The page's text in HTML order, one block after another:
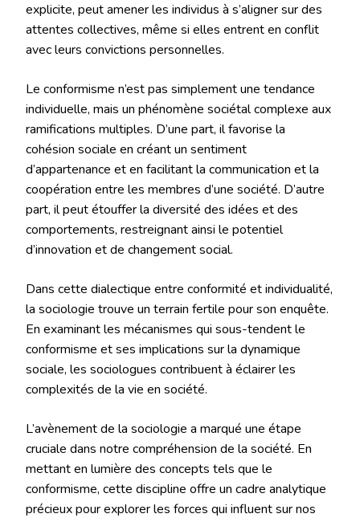
explicite, peut amener les individus à s’aligner sur des
attentes collectives, même si elles entrent en conflit
avec leurs convictions personnelles.
Le conformisme n’est pas simplement une tendance
individuelle, mais un phénomène sociétal complexe aux
ramifications multiples. D’une part, il favorise la
cohésion sociale en créant un sentiment
d’appartenance et en facilitant la communication et la
coopération entre les membres d’une société. D’autre
part, il peut étouffer la diversité des idées et des
comportements, restreignant ainsi le potentiel
d’innovation et de changement social.
Dans cette dialectique entre conformité et individualité,
la sociologie trouve un terrain fertile pour son enquête.
En examinant les mécanismes qui sous-tendent le
conformisme et ses implications sur la dynamique
sociale, les sociologues contribuent à éclairer les
complexités de la vie en société.
L’avènement de la sociologie a marqué une étape
cruciale dans notre compréhension de la société. En
mettant en lumière des concepts tels que le
conformisme, cette discipline offre un cadre analytique
précieux pour explorer les forces qui influent sur nos